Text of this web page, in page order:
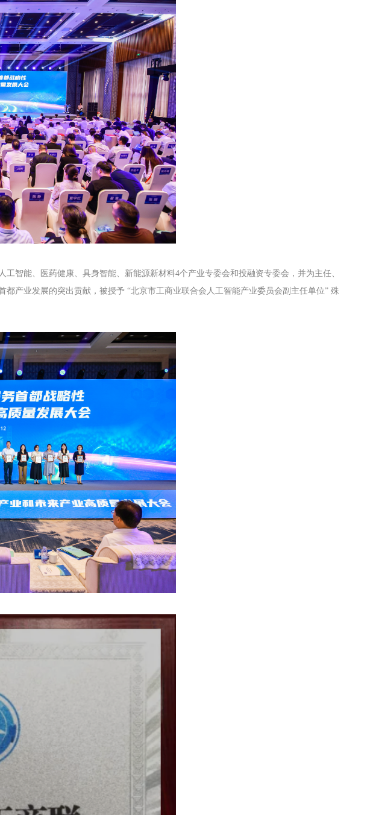
智能、医药健康、具身智能、新能源新材料4个产业专委会和投融资专委会，并为主任、
产业发展的突出贡献，被授予 “北京市工商业联合会人工智能产业委员会副主任单位” 殊